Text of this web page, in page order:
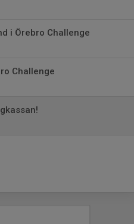
i Örebro Challenge
Challenge